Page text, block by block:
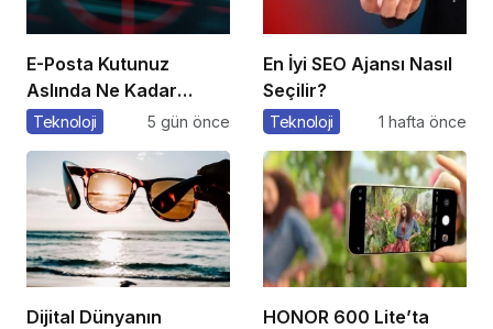
E-Posta Kutunuz
Aslında Ne Kadar
Güvenli?
Teknoloji 5 gün önce
En İyi SEO Ajansı Nasıl
Seçilir?
Teknoloji 1 hafta önce
Dijital Dünyanın
HONOR 600 Lite’ta